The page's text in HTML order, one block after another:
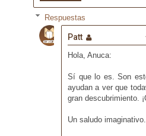
Respuestas
Patt
Hola, Anuca:
Sí que lo es. Son
ayudan a ver que
gran descubrimiento.
Un saludo